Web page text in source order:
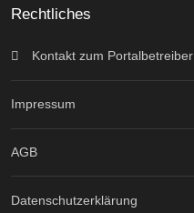
Rechtliches
Kontakt zum Portalbetreiber
Impressum
AGB
Datenschutzerklärung